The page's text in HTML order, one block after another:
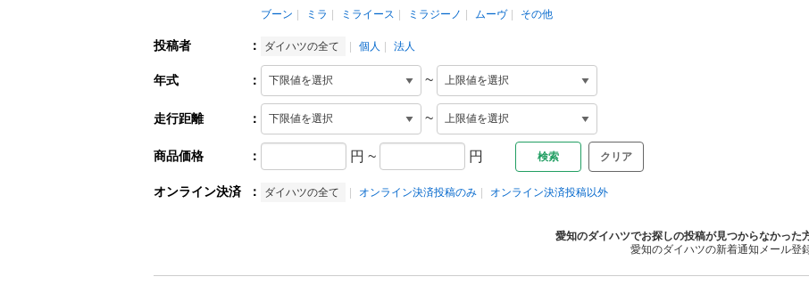
ブーン
ミラ ミライース ミラジーノ ムーヴ その他
投稿者 ： ダイハツの全て 個人 法人
年式 ： ~
走行距離 ： ~
商品価格 ： 円 ~ 円 クリア
オンライン決済 ： ダイハツの全て オンライン決済投稿のみ オンライン決済投稿以外
愛知のダイハツでお探しの投稿が見つからなかった
愛知のダイハツの新着通知メール登